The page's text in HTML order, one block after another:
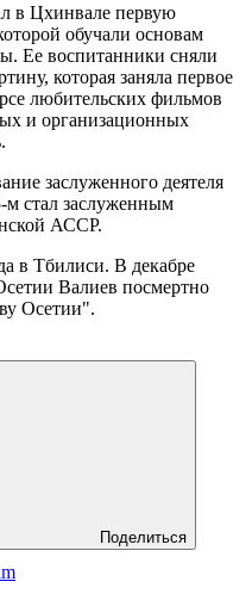
в Цхинвале первую
обучали основам
Ее воспитанники сняли
которая заняла первое
любительских фильмов
и организационных
заслуженного деятеля
м стал заслуженным
АССР.
в Тбилиси. В декабре
Валиев посмертно
Осетии".
Поделиться